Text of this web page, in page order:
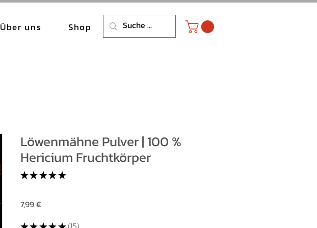
Über uns Shop
Löwenmähne Pulver | 100 %
Hericium Fruchtkörper
★ ★ ★ ★ ★
7,99 €Preis